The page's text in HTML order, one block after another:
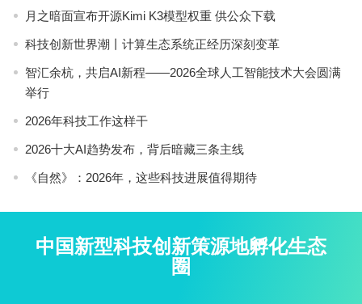
月之暗面宣布开源Kimi K3模型权重 供公众下载
科技创新世界潮丨计算生态系统正经历深刻变革
智汇余杭，共启AI新程——2026全球人工智能技术大会圆满
举行
2026年科技工作这样干
2026十大AI趋势发布，背后暗藏三条主线
《自然》：2026年，这些科技进展值得期待
中国新型科技创新策源地孵化生态
圈